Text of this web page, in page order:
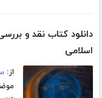
دانلود کتاب نقد و
اسلامی
از: